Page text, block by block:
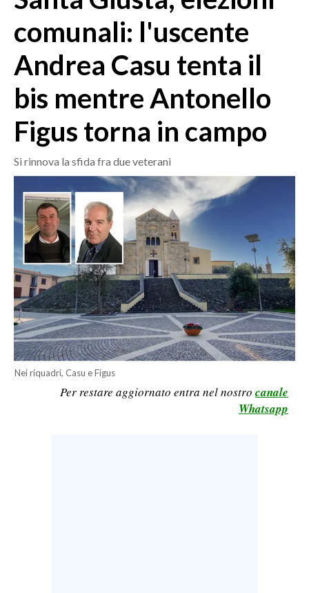
MEDIO CAMPIDANO
ORISTANO E PROVINCIA
GALLURA
NUORO E PROVINCIA
OGLIASTRA
AGENDA
CRONACA
MONDO
POLITICA
ECONOMIA
SERVIZI ALLE IMPRESE
LAVORO
BANDI
comunali: l'uscente
Andrea Casu tenta il
bis mentre Antonello
Figus torna in campo
Si rinnova la sfida fra due veterani
Nei riquadri, Casu e Figus
Per restare aggiornato entra nel nostro canale
Whatsapp